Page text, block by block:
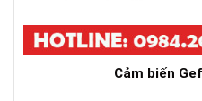
Cảm biến